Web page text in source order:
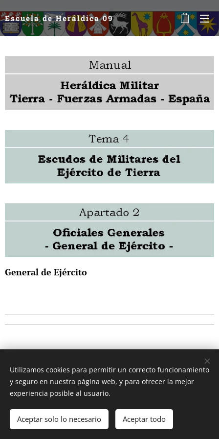
Escuela de Heráldica 09
General de Ejército
© 2017 Ignacio Koblischek. Todos los derechos reservados.
Cookies
Utilizamos cookies para permitir un correcto funcionamiento
y seguro en nuestra página web, y para ofrecer la mejor
experiencia posible al usuario.
Aceptar solo lo necesario Aceptar todo